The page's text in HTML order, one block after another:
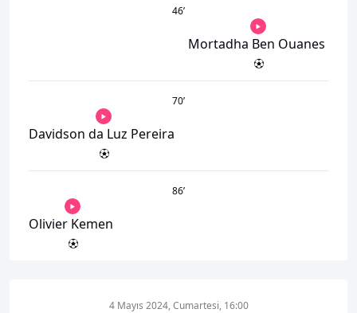
46’
Mortadha Ben Ouanes
70’
Davidson da Luz Pereira
86’
Olivier Kemen
4 Mayıs 2024, Cumartesi, 16:00